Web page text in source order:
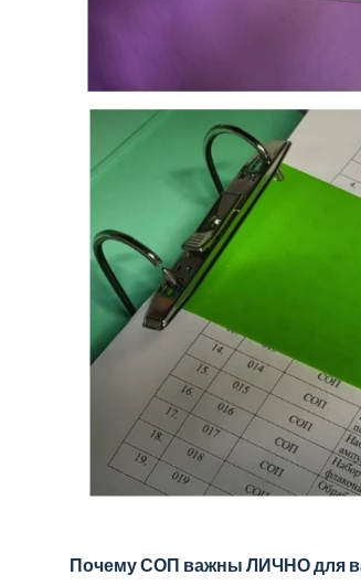
Семьи»
профессиональная
медицинская
расположенная
городе
Новочеркасске,
миссия
которой
поддерживать
здоровье
всей
объединили
Почему СОП важны ЛИЧНО для